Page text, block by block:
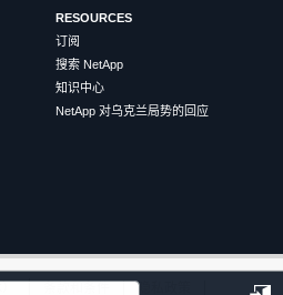
RESOURCES
订阅
搜索 NetApp
知识中心
NetApp 对乌克兰局势的回应
条款和条件 隐私政策